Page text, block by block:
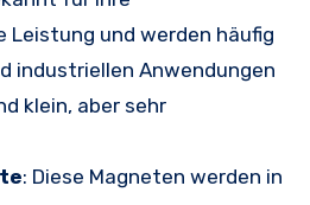
Leistung und werden häufig
industriellen Anwendungen
klein, aber sehr
: Diese Magneten werden in